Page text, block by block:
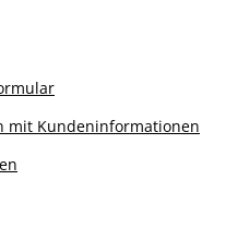
mit Kundeninformationen